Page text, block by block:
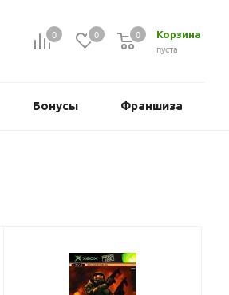
0 0 Корзина
пуста
0
Бонусы Франшиза